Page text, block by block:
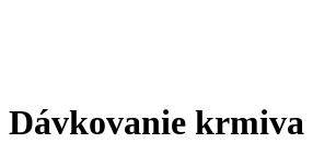
Dávkovanie krmiva